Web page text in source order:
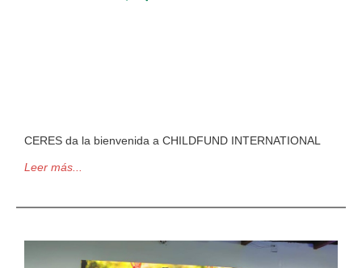
CERES da la bienvenida a CHILDFUND INTERNATIONAL
Leer más...